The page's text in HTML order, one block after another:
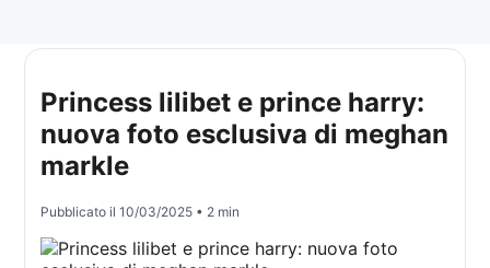
Princess lilibet e prince harry:
nuova foto esclusiva di meghan
markle
Pubblicato il10/03/2025 • 2 min